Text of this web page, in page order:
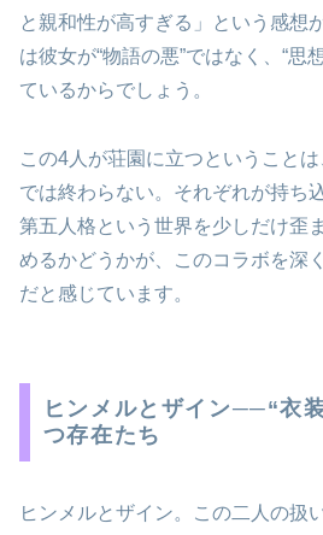
と親和性が高すぎる」という感想
は彼女が“物語の悪”ではなく、“思
ているからでしょう。
この4人が荘園に立つということは
では終わらない。それぞれが持ち
第五人格という世界を少しだけ歪
めるかどうかが、このコラボを深
だと感じています。
ヒンメルとザイン──“衣
つ存在たち
ヒンメルとザイン。この二人の扱